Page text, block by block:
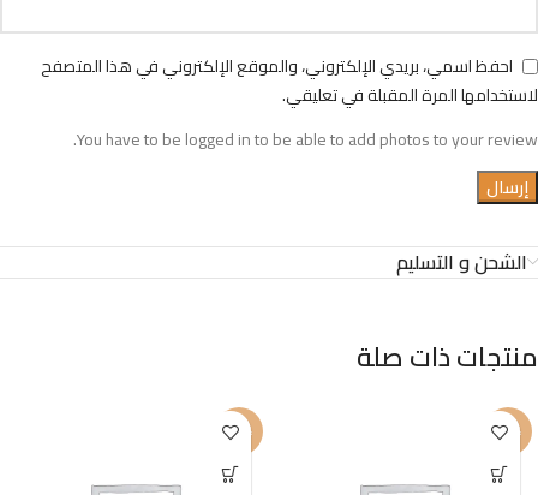
احفظ اسمي، بريدي الإلكتروني، والموقع الإلكتروني في هذا المتصفح
لاستخدامها المرة المقبلة في تعليقي.
You have to be logged in to be able to add photos to your review.
الشحن و التسليم
منتجات ذات صلة
-27%
-24%